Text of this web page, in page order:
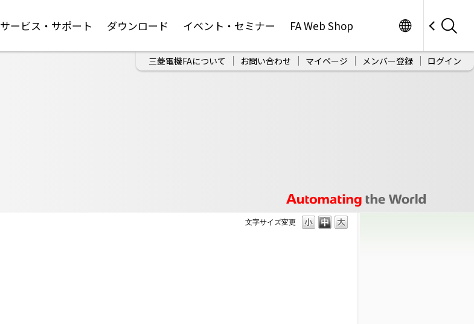
サービス・サポート ダウンロード イベント・セミナー FA Web Shop
三菱電機FAについて お問い合わせ マイページ メンバー登録 ログイン
文字サイズ変更